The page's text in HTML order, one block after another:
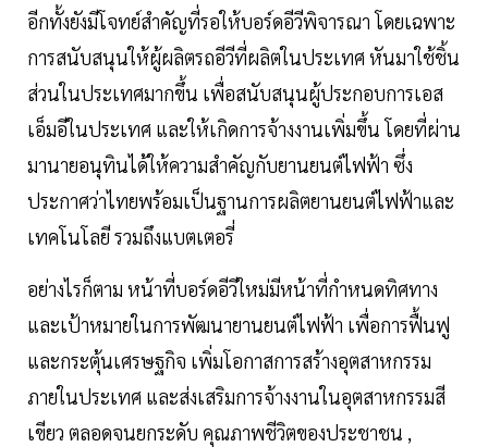
อีกทั้งยังมีโจทย์สำคัญที่รอให้บอร์ดอีวีพิจารณา โดยเฉพาะ
การสนับสนุนให้ผู้ผลิตรถอีวีที่ผลิตในประเทศ หันมาใช้ชิ้น
ส่วนในประเทศมากขึ้น เพื่อสนับสนุนผู้ประกอบการเอส
เอ็มอีในประเทศ และให้เกิดการจ้างงานเพิ่มขึ้น โดยที่ผ่าน
มานายอนุทินได้ให้ความสำคัญกับยานยนต์ไฟฟ้า ซึ่ง
ประกาศว่าไทยพร้อมเป็นฐานการผลิตยานยนต์ไฟฟ้าและ
เทคโนโลยี รวมถึงแบตเตอรี่
อย่างไรก็ตาม หน้าที่บอร์ดอีวีใหม่มีหน้าที่กำหนดทิศทาง
และเป้าหมายในการพัฒนายานยนต์ไฟฟ้า เพื่อการฟื้นฟู
และกระตุ้นเศรษฐกิจ เพิ่มโอกาสการสร้างอุตสาหกรรม
ภายในประเทศ และส่งเสริมการจ้างงานในอุตสาหกรรมสี
เขียว ตลอดจนยกระดับ คุณภาพชีวิตของประชาชน ,